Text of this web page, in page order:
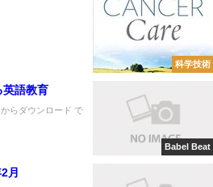
科学技術
英語教育
らダウンロード で
Babel Beat
月